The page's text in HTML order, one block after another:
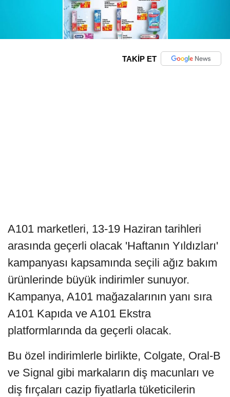
TAKİP ET
A101 marketleri, 13-19 Haziran tarihleri
arasında geçerli olacak 'Haftanın Yıldızları'
kampanyası kapsamında seçili ağız bakım
ürünlerinde büyük indirimler sunuyor.
Kampanya, A101 mağazalarının yanı sıra
A101 Kapıda ve A101 Ekstra
platformlarında da geçerli olacak.
Bu özel indirimlerle birlikte, Colgate, Oral-B
ve Signal gibi markaların diş macunları ve
diş fırçaları cazip fiyatlarla tüketicilerin